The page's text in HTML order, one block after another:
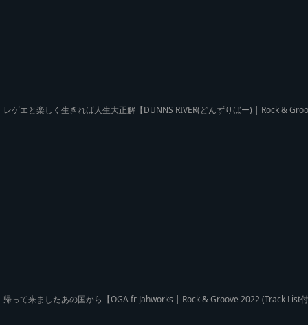
レゲエと楽しく生きれば人生大正解【DUNNS RIVER(どんずりばー) | Rock &
帰って来ましたあの国から【OGA fr Jahworks | Rock & Groove 2022 (Track List